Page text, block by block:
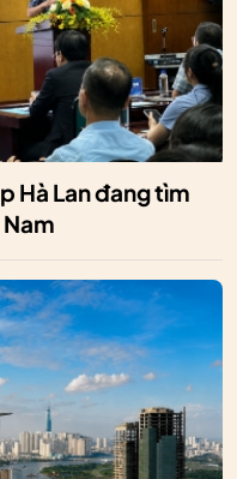
Hà Lan đang tìm